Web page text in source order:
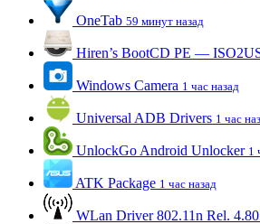
OneTab 59 минут назад
Hiren’s BootCD PE —
Windows Camera 1 час назад
Universal ADB Drivers 1 час
UnlockGo Android Unlocker 1
ATK Package 1 час назад
WLan Driver 802.11n Rel.